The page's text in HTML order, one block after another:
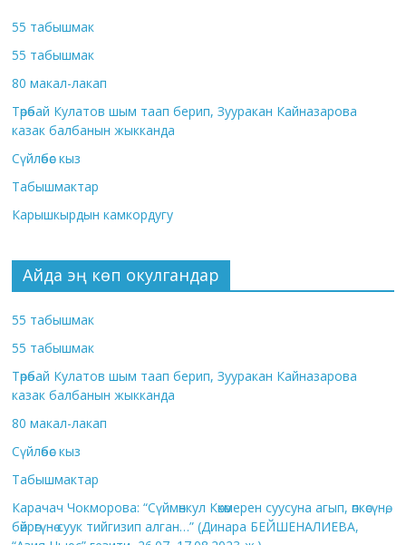
55 табышмак
55 табышмак
80 макал-лакап
Төрөбай Кулатов шым таап берип, Зууракан Кайназарова
казак балбанын жыкканда
Сүйлөбөс кыз
Табышмактар
Карышкырдын камкордугу
Айда эң көп окулгандар
55 табышмак
55 табышмак
Төрөбай Кулатов шым таап берип, Зууракан Кайназарова
казак балбанын жыкканда
80 макал-лакап
Сүйлөбөс кыз
Табышмактар
Карачач Чокморова: “Сүймөнкул Көкөмерен суусуна агып, өпкөсүнө,
бөйрөгүнө суук тийгизип алган…” (Динара БЕЙШЕНАЛИЕВА,